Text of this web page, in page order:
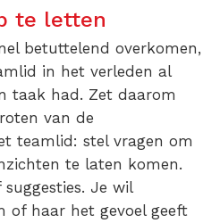
te letten
betuttelend overkomen,
in het verleden al
taak had. Zet daarom
van de
teamlid: stel vragen om
te laten komen.
Je wil
of haar het gevoel geeft